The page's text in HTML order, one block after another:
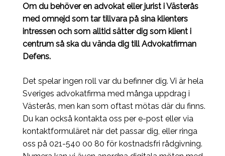
Kontakta oss
Om du behöver en advokat eller jurist i Västerås
med omnejd som tar tillvara på sina klienters
intressen och som alltid sätter dig som klient i
centrum så ska du vända dig till Advokatfirman
Defens.
Det spelar ingen roll var du befinner dig. Vi är hela
Sveriges advokatfirma med många uppdrag i
Västerås, men kan som oftast mötas där du finns.
Du kan också kontakta oss per e-post eller via
kontaktformuläret när det passar dig, eller ringa
oss på 021-540 00 80 för kostnadsfri rådgivning.